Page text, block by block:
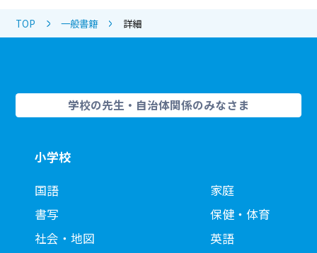
TOP 一般書籍 詳細
学校の先生・自治体関係のみなさま
小学校
国語
書写
社会・地図
家庭
保健・体育
英語